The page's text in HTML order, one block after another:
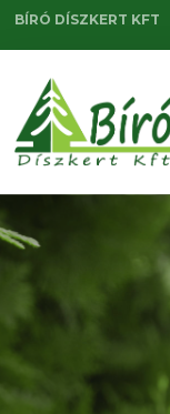
BÍRÓ DÍSZKERT KFT